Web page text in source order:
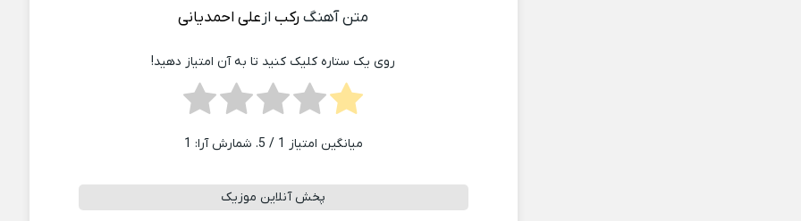
متن آهنگ رکبازعلی احمدیانی
روی یک ستاره کلیک کنید تا به آن امتیاز دهید!
میانگین امتیاز 1 / 5. شمارش آرا: 1
پخش آنلاین موزیک